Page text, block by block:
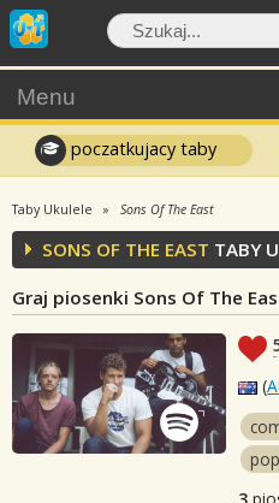
Menu
poczatkujacy taby
Taby Ukulele Sons Of The East
SONS OF THE EAST TABY
Graj piosenki Sons Of The
(
pop